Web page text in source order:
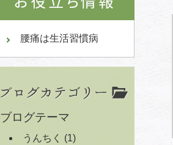
腰痛は生活習慣病
ブログテーマ
うんちく
(1)